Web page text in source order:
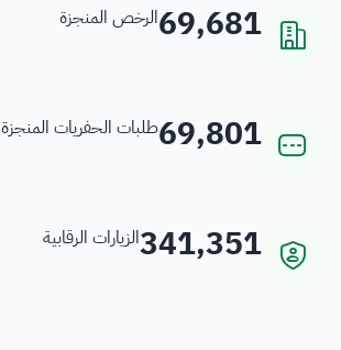
69,681الرخص المنجزة
69,801طلبات الحفريات المنجزة
341,351الزيارات الرقابية